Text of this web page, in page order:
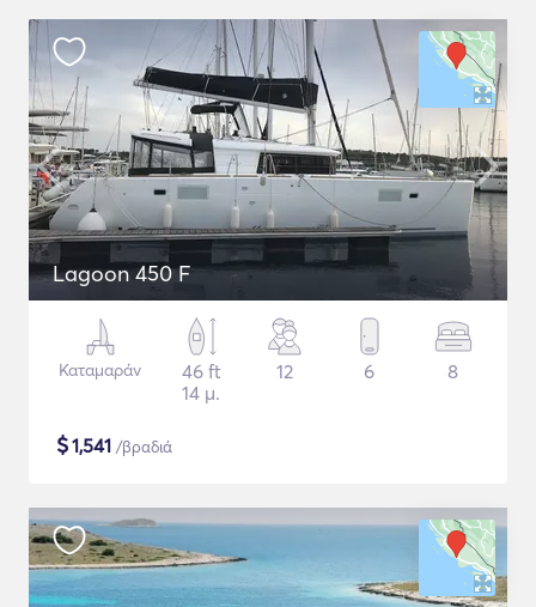
Lagoon 450 F
Καταμαράν
46 ft
14 μ.
12 6 8
$1,541 /βραδιά